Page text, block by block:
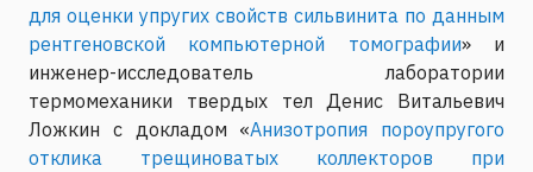
для оценки упругих свойств сильвинита по данным
рентгеновской компьютерной томографии» и
инженер-исследователь лаборатории
термомеханики твердых тел Денис Витальевич
Ложкин с докладом «Анизотропия пороупругого
отклика трещиноватых коллекторов при